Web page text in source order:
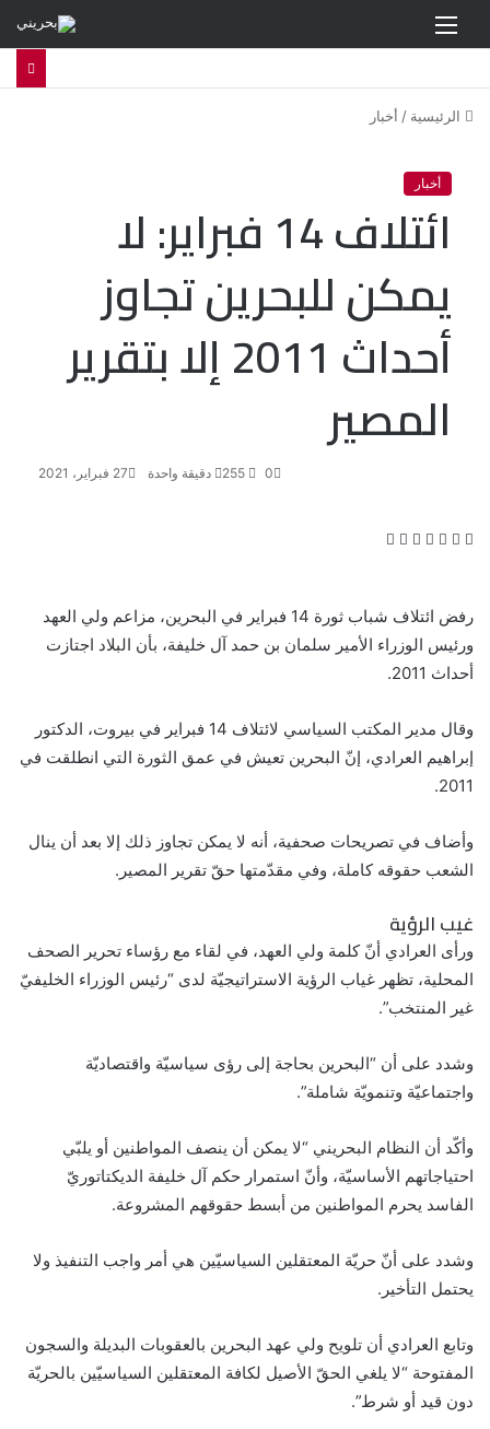
الرئيسية / أخبار
أخبار
ائتلاف 14 فبراير: لا
يمكن للبحرين تجاوز
أحداث 2011 إلا بتقرير
المصير
27 فبراير، 2021 0 دقيقة واحدة
ف
ك
ت
ر
ل
ك
إ
ن
m
l
r
ب
ر
ي
ت
i
t
ب
رفض ائتلاف شباب ثورة 14 فبراير في البحرين، مزاعم ولي العهد
ورئيس الوزراء الأمير سلمان بن حمد آل خليفة، بأن البلاد اجتازت
أحداث 2011.
وقال مدير المكتب السياسي لائتلاف 14 فبراير في بيروت، الدكتور
إبراهيم العرادي، إنّ البحرين تعيش في عمق الثورة التي انطلقت في
2011.
وأضاف في تصريحات صحفية، أنه لا يمكن تجاوز ذلك إلا بعد أن ينال
الشعب حقوقه كاملة، وفي مقدّمتها حقّ تقرير المصير .
غيب الرؤية
ورأى العرادي أنّ كلمة ولي العهد، في لقاء مع رؤساء تحرير الصحف
المحلية، تظهر غياب الرؤية الاستراتيجيّة لدى “رئيس الوزراء الخليفيّ
غير المنتخب”.
وشدد على أن “البحرين بحاجة إلى رؤى سياسيّة واقتصاديّة
واجتماعيّة وتنمويّة شاملة”.
وأكّد أن النظام البحريني “لا يمكن أن ينصف المواطنين أو يلبّي
احتياجاتهم الأساسيّة، وأنّ استمرار حكم آل خليفة الديكتاتوريّ
الفاسد يحرم المواطنين من أبسط حقوقهم المشروعة.
وشدد على أنّ حريّة المعتقلين السياسيّين هي أمر واجب التنفيذ ولا
يحتمل التأخير.
وتابع العرادي أن تلويح ولي عهد البحرين بالعقوبات البديلة والسجون
المفتوحة “لا يلغي الحقّ الأصيل لكافة المعتقلين السياسيّين بالحريّة
دون قيد أو شرط”.